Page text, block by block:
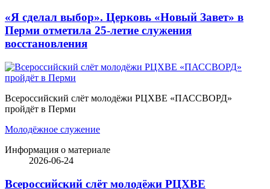
«Я сделал выбор». Церковь «Новый Завет» в
Перми отметила 25-летие служения
восстановления
Всероссийский слёт молодёжи РЦХВЕ «ПАССВОРД»
пройдёт в Перми
Молодёжное служение
Информация о материале
2026-06-24
Всероссийский слёт молодёжи РЦХВЕ